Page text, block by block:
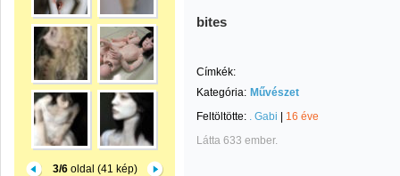
3/6oldal (41 kép)
bites
Címkék:
Kategória: Művészet
Feltöltötte: . Gabi
16 éve
Látta 633 ember.